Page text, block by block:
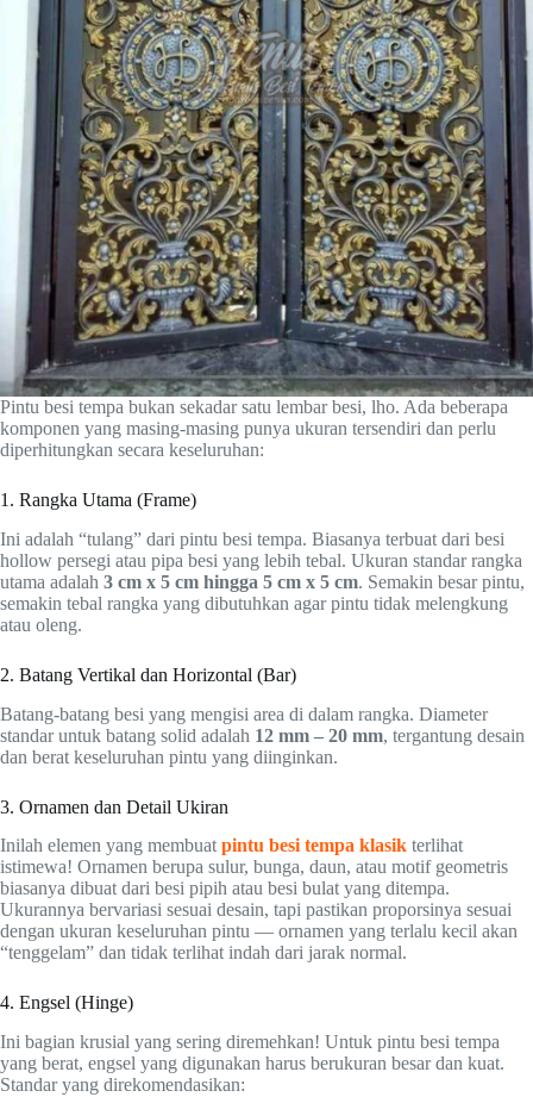
Pintu besi tempa bukan sekadar satu lembar besi, lho. Ada beberapa
komponen yang masing-masing punya ukuran tersendiri dan perlu
diperhitungkan secara keseluruhan:
1. Rangka Utama (Frame)
Ini adalah “tulang” dari pintu besi tempa. Biasanya terbuat dari besi
hollow persegi atau pipa besi yang lebih tebal. Ukuran standar rangka
utama adalah 3 cm x 5 cm hingga 5 cm x 5 cm. Semakin besar pintu,
semakin tebal rangka yang dibutuhkan agar pintu tidak melengkung
atau oleng.
2. Batang Vertikal dan Horizontal (Bar)
Batang-batang besi yang mengisi area di dalam rangka. Diameter
standar untuk batang solid adalah 12 mm – 20 mm, tergantung desain
dan berat keseluruhan pintu yang diinginkan.
3. Ornamen dan Detail Ukiran
Inilah elemen yang membuat pintu besi tempa klasik terlihat
istimewa! Ornamen berupa sulur, bunga, daun, atau motif geometris
biasanya dibuat dari besi pipih atau besi bulat yang ditempa.
Ukurannya bervariasi sesuai desain, tapi pastikan proporsinya sesuai
dengan ukuran keseluruhan pintu — ornamen yang terlalu kecil akan
“tenggelam” dan tidak terlihat indah dari jarak normal.
4. Engsel (Hinge)
Ini bagian krusial yang sering diremehkan! Untuk pintu besi tempa
yang berat, engsel yang digunakan harus berukuran besar dan kuat.
Standar yang direkomendasikan: